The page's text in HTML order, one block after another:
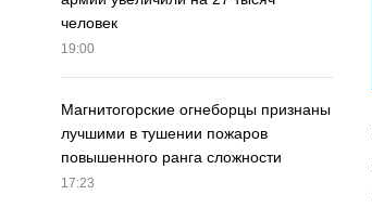
человек
19:00
Магнитогорские огнеборцы признаны
лучшими в тушении пожаров
повышенного ранга сложности
17:23